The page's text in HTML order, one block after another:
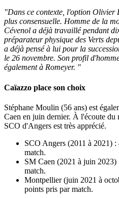
"Dans ce contexte, l'option
plus consensuelle. Homme de la
Cévenol a déjà travaillé pendant
préparateur physique des Verts
a déjà pensé à lui pour la
le 26 novembre. Son profil
également à Romeyer. "
Caïazzo place son choix
Stéphane Moulin (56 ans) est
Caen en juin dernier. À l'écoute du
SCO d'Angers est très apprécié.
SCO Angers (2011 à 2021)
match.
SM Caen (2021 à juin
match.
Montpellier (juin 2021 à
points pris par match.